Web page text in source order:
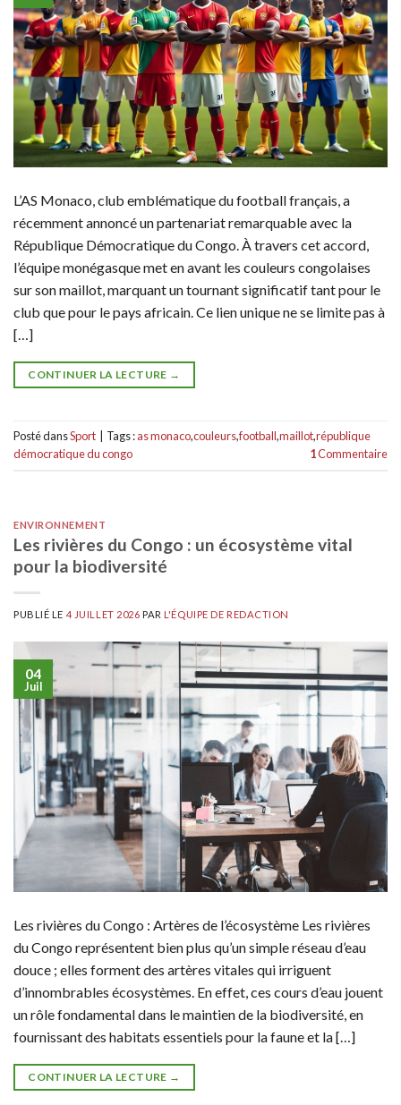
L’AS Monaco, club emblématique du football français, a
récemment annoncé un partenariat remarquable avec la
République Démocratique du Congo. À travers cet accord,
l’équipe monégasque met en avant les couleurs congolaises
sur son maillot, marquant un tournant significatif tant pour le
club que pour le pays africain. Ce lien unique ne se limite pas à
[…]
CONTINUER LA LECTURE →
Posté dansSport Tags :as monaco,couleurs,football,maillot,république
démocratique du congo
1Commentaire
ENVIRONNEMENT
Les rivières du Congo : un écosystème vital
pour la biodiversité
PUBLIÉ LE 4 JUILLET 2026 PARL'ÉQUIPE DE REDACTION
04
Juil
Les rivières du Congo : Artères de l’écosystème Les rivières
du Congo représentent bien plus qu’un simple réseau d’eau
douce ; elles forment des artères vitales qui irriguent
d’innombrables écosystèmes. En effet, ces cours d’eau jouent
un rôle fondamental dans le maintien de la biodiversité, en
fournissant des habitats essentiels pour la faune et la […]
CONTINUER LA LECTURE →